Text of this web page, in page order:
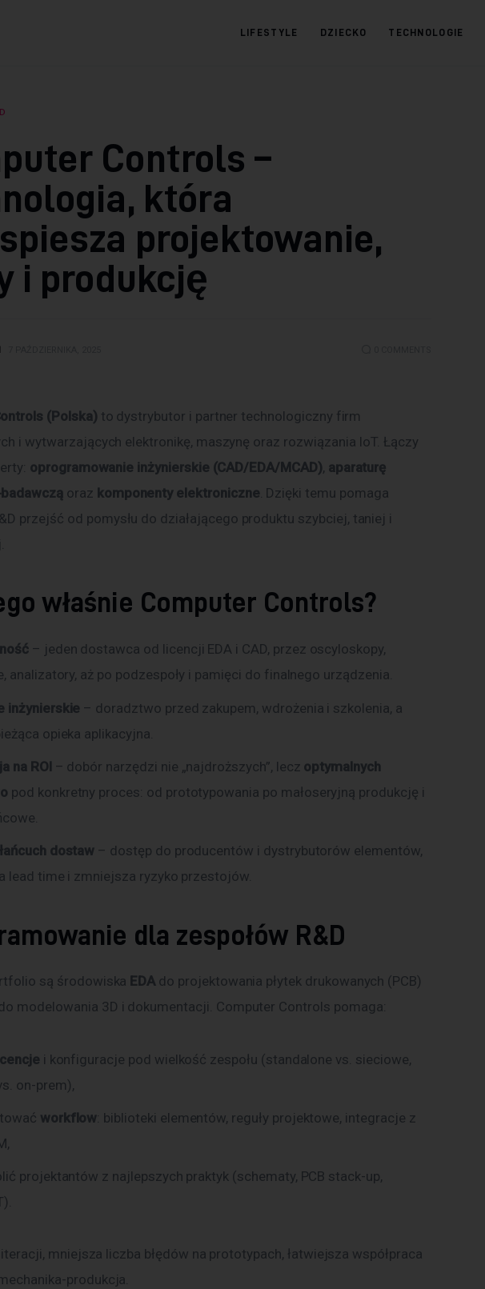
LIFESTYLE DZIECKO TECHNOLOGIE
Controls –
która
projektowanie,
i produkcję
(Polska) to dystrybutor i partner technologiczny firm
i wytwarzających elektronikę, maszynę oraz rozwiązania IoT. Łączy
oprogramowanie inżynierskie (CAD/EDA/MCAD), aparaturę
oraz komponenty elektroniczne . Dzięki temu pomaga
przejść od pomysłu do działającego produktu szybciej, taniej i
właśnie Computer Controls?
– jeden dostawca od licencji EDA i CAD, przez oscyloskopy,
analizatory, aż po podzespoły i pamięci do finalnego urządzenia.
inżynierskie – doradztwo przed zakupem, wdrożenia i szkolenia, a
opieka aplikacyjna.
na ROI – dobór narzędzi nie „najdroższych”, lecz optymalnych
pod konkretny proces: od prototypowania po małoseryjną produkcję i
dostaw – dostęp do producentów i dystrybutorów elementów,
lead time i zmniejsza ryzyko przestojów.
dla zespołów R&D
są środowiska EDA do projektowania płytek drukowanych (PCB)
modelowania 3D i dokumentacji. Computer Controls pomaga:
i konfiguracje pod wielkość zespołu (standalone vs. sieciowe,
on-prem),
workflow: biblioteki elementów, reguły projektowe, integracje z
projektantów z najlepszych praktyk (schematy, PCB stack-up,
mniejsza liczba błędów na prototypach, łatwiejsza współpraca
produkcja.